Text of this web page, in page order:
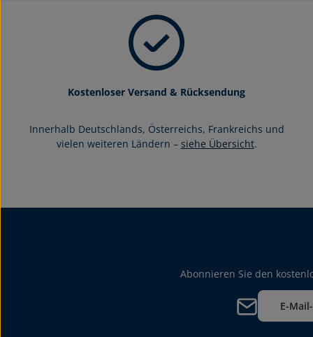
Kostenloser Versand & Rücksendung
Innerhalb Deutschlands, Österreichs, Frankreichs und
vielen weiteren Ländern – siehe Übersicht.
Abonnieren Sie den